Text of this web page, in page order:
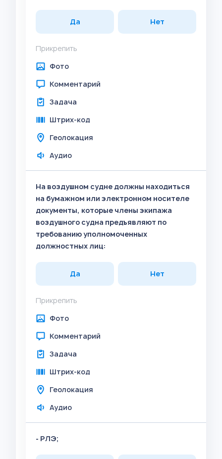
Да Нет
Прикрепить
Фото
Комментарий
Задача
Штрих-код
Геолокация
Аудио
На воздушном судне должны находиться
на бумажном или электронном носителе
документы, которые члены экипажа
воздушного судна предъявляют по
требованию уполномоченных
должностных лиц:
Да Нет
Прикрепить
Фото
Комментарий
Задача
Штрих-код
Геолокация
Аудио
- РЛЭ;